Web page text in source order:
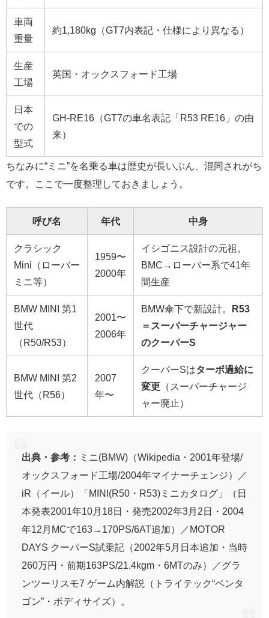
車両
重量
約1,180kg（GT7内表記・仕様により異なる）
生産
工場
英国・オックスフォード工場
日本
での
型式
GH-RE16（GT7の車名表記「R53 RE16」の由
来）
ちなみに“ミニ”を名乗る車は歴史が長いぶん、混同されがち
です。ここで一度整理しておきましょう。
呼び名 年代 中身
クラシック
Mini（ローバー
ミニ等）
1959〜
2000年
イシゴニス設計の元祖。
BMC→ローバー系で41年
間生産
BMW MINI 第1
世代
（R50/R53）
2001〜
2006年
BMW傘下で新設計。
R53
＝スーパーチャージャー
のクーパーS
BMW MINI 第2
世代（R56）
2007
年〜
クーパーSはターボ過給に
変更 （スーパーチャージ
ャー廃止）
出典・参考：
ミニ(BMW)（Wikipedia・2001年登場/
オックスフォード工場/2004年マイナーチェンジ）／
iR（イール）「MINI(R50・R53)ミニカタログ」（日
本発表2001年10月18日・発売2002年3月2日・2004
年12月MCで163→170PS/6AT追加）／MOTOR
DAYS クーパーS試乗記（2002年5月日本追加・当時
260万円・前期163PS/21.4kgm・6MTのみ）／グラ
ンツーリスモ7 ゲーム内解説（トライテック“ペンタ
ゴン”・ボディサイズ）。